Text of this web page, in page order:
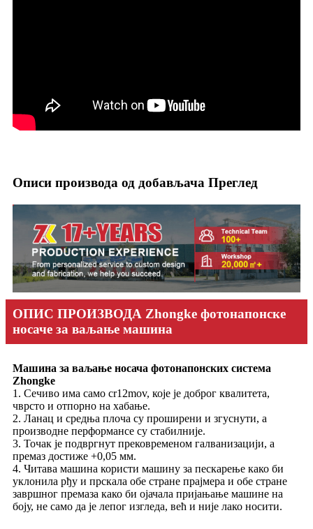
Описи производа од добављача Преглед
ОПИС ПРОИЗВОДА Zhongke фотонапонске
носаче за ваљање машина
Машина за ваљање носача фотонапонских система
Zhongke
1. Сечиво има само cr12mov, које је доброг квалитета,
чврсто и отпорно на хабање.
2. Ланац и средња плоча су проширени и згуснути, а
производне перформансе су стабилније.
3. Точак је подвргнут прековременом галванизацији, а
премаз достиже +0,05 мм.
4. Читава машина користи машину за пескарење како би
уклонила рђу и прскала обе стране прајмера и обе стране
завршног премаза како би ојачала пријањање машине на
боју, не само да је лепог изгледа, већ и није лако носити.